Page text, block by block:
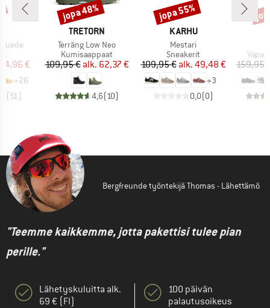
hinta
74,96 €
+26
(51)
MERKKI
TRETORN
Tuote
Terräng Low Neo
Tuoteryhmä
Kumisaappaat
Hinta
109,95 € Alennettu hinta
alk. 62,37 €
4,6(10)
Alennus
jopa 48%
MERKKI
KARHU
Tuote
Mestari
Tuoteryhmä
Sneakerit
Hinta
109,95 € Alennettu hinta
alk. 49,48 €
+3
0,0(0)
Alennus
jopa 55%
159,95
Bergfreunde työntekijä Thomas - Lähettämö
"Teemme kaikkemme, jotta pakettisi tulee pian
perille."
Lähetyskuluitta alk.
69 € (FI)
100 päivän
palautusoikeus